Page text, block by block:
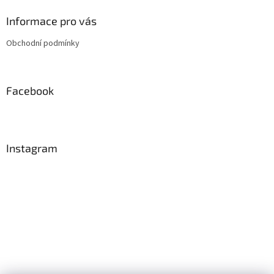
Informace pro vás
Obchodní podmínky
Facebook
Instagram